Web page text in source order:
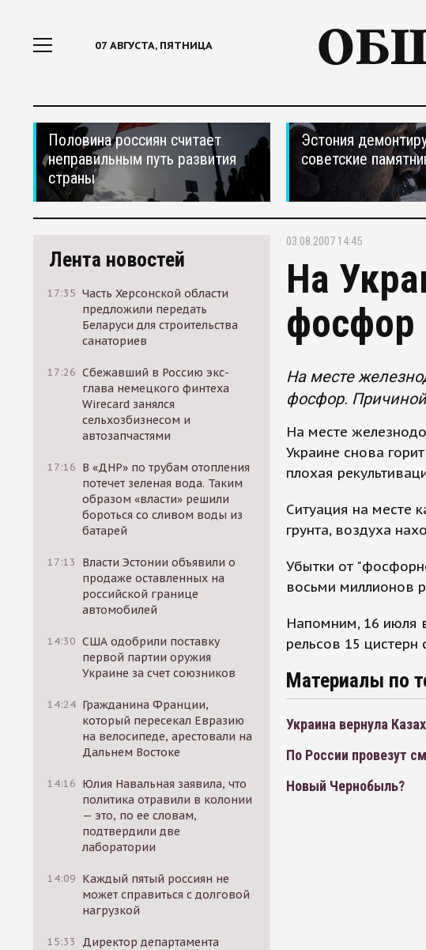
07 АВГУСТА, ПЯТНИЦА
Половина россиян считает
неправильным путь развития
страны
Эстония
советские
Лента новостей
17:35 Часть Херсонской области
предложили передать
Беларуси для строительства
санаториев
17:26 Сбежавший в Россию экс-
глава немецкого финтеха
Wirecard занялся
сельхозбизнесом и
автозапчастями
17:16 В «ДНР» по трубам отопления
потечет зеленая вода. Таким
образом «власти» решили
бороться со сливом воды из
батарей
17:13
Власти Эстонии объявили о
продаже оставленных на
российской границе
автомобилей
14:30 США одобрили поставку
первой партии оружия
Украине за счет союзников
14:24 Гражданина Франции,
который пересекал Евразию
на велосипеде, арестовали на
Дальнем Востоке
14:16 Юлия Навальная заявила, что
политика отравили в колонии
— это, по ее словам,
подтвердили две
лаборатории
14:09 Каждый пятый россиян не
может справиться с долговой
нагрузкой
15:33
Директор департамента
03.08.2007 14:45
На
фосфор
На месте
фосфор.
На месте
Украине снова
плохая
Ситуация на месте
грунта, воздуха
Убытки от
восьми миллионов
Напомним, 16 июля
рельсов 15
Материалы по
Украина вернула
По России провезут
Новый Чернобыль?